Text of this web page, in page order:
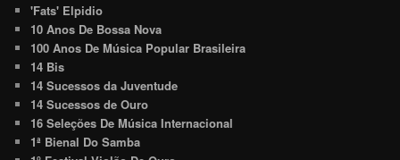
'Fats' Elpidio
10 Anos De Bossa Nova
100 Anos De Música Popular Brasileira
14 Bis
14 Sucessos da Juventude
14 Sucessos de Ouro
16 Seleções De Música Internacional
1ª Bienal Do Samba